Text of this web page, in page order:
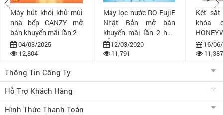
Máy hút khói khử mùi
nhà bếp CANZY mở
bán khuyến mãi lần 2
04/03/2025
12,804
Máy lọc nước RO FujiE
Nhật Bản mở bán
khuyến mãi lần 2 hấp
dẫn12/03/2020
11,791
Két sắt
khóa
bán16/
11,387
Thông Tin Công Ty
Hỗ Trợ Khách Hàng
Hình Thức Thanh Toán